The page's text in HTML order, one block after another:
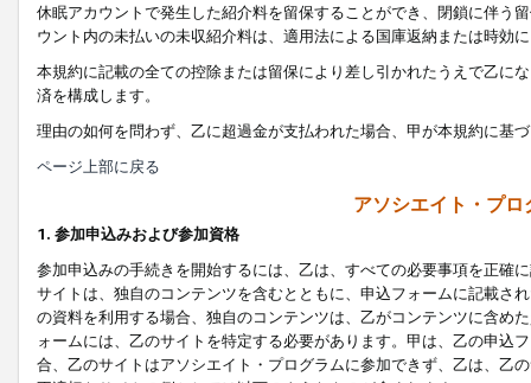
休眠アカウントで発生した紹介料を留保することができ、閉鎖に伴う
ウント内の未払いの未収紹介料は、適用法による国庫返納または時効
本規約に記載の全ての控除または留保により差し引かれたうえで乙に
済を構成します。
理由の如何を問わず、乙に超過金が支払われた場合、甲が本規約に基
ページ上部に戻る
アソシエイト・プ
1. 参加申込みおよび参加資格
参加申込みの手続きを開始するには、乙は、すべての必要事項を正確
サイトは、独自のコンテンツを含むとともに、申込フォームに記載さ
の資料を利用する場合、独自のコンテンツは、乙がコンテンツに含め
ォームには、乙のサイトを特定する必要があります。甲は、乙の申込
合、乙のサイトはアソシエイト・プログラムに参加できず、乙は、乙